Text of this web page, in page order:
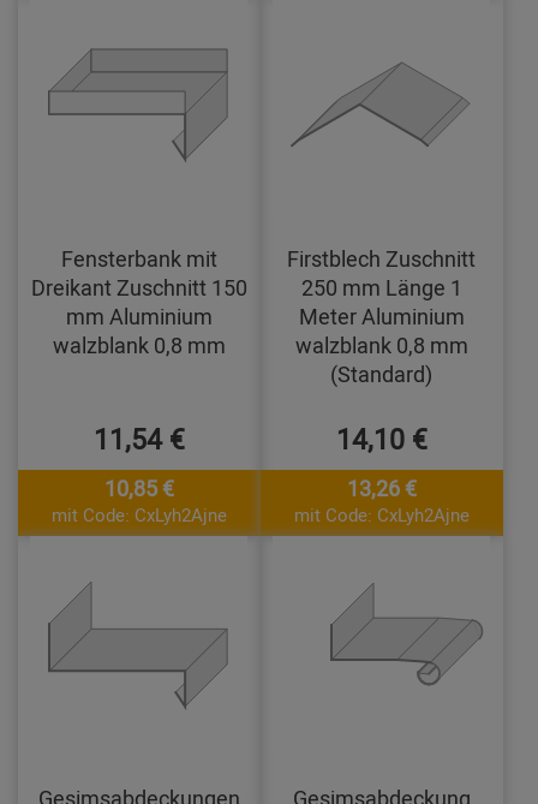
Fensterbank mit
Dreikant Zuschnitt 150
mm Aluminium
walzblank 0,8 mm
11,54 €
10,85 €
mit Code: CxLyh2Ajne
Firstblech Zuschnitt
250 mm Länge 1
Meter Aluminium
walzblank 0,8 mm
(Standard)
14,10 €
13,26 €
mit Code: CxLyh2Ajne
Gesimsabdeckungen
Gesimsabdeckung